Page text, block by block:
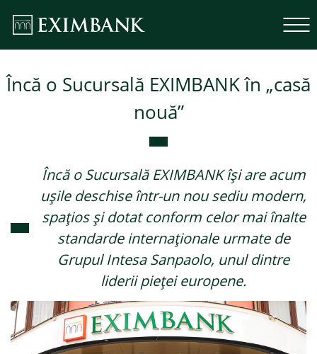
Credite de consum
Încă o Sucursală EXIMBANK în „casă
nouă”
Încă o Sucursală EXIMBANK își are acum
ușile deschise într-un nou sediu modern,
spațios și dotat conform celor mai înalte
standarde internaționale urmate de
Grupul Intesa Sanpaolo, unul dintre
liderii pieței europene.